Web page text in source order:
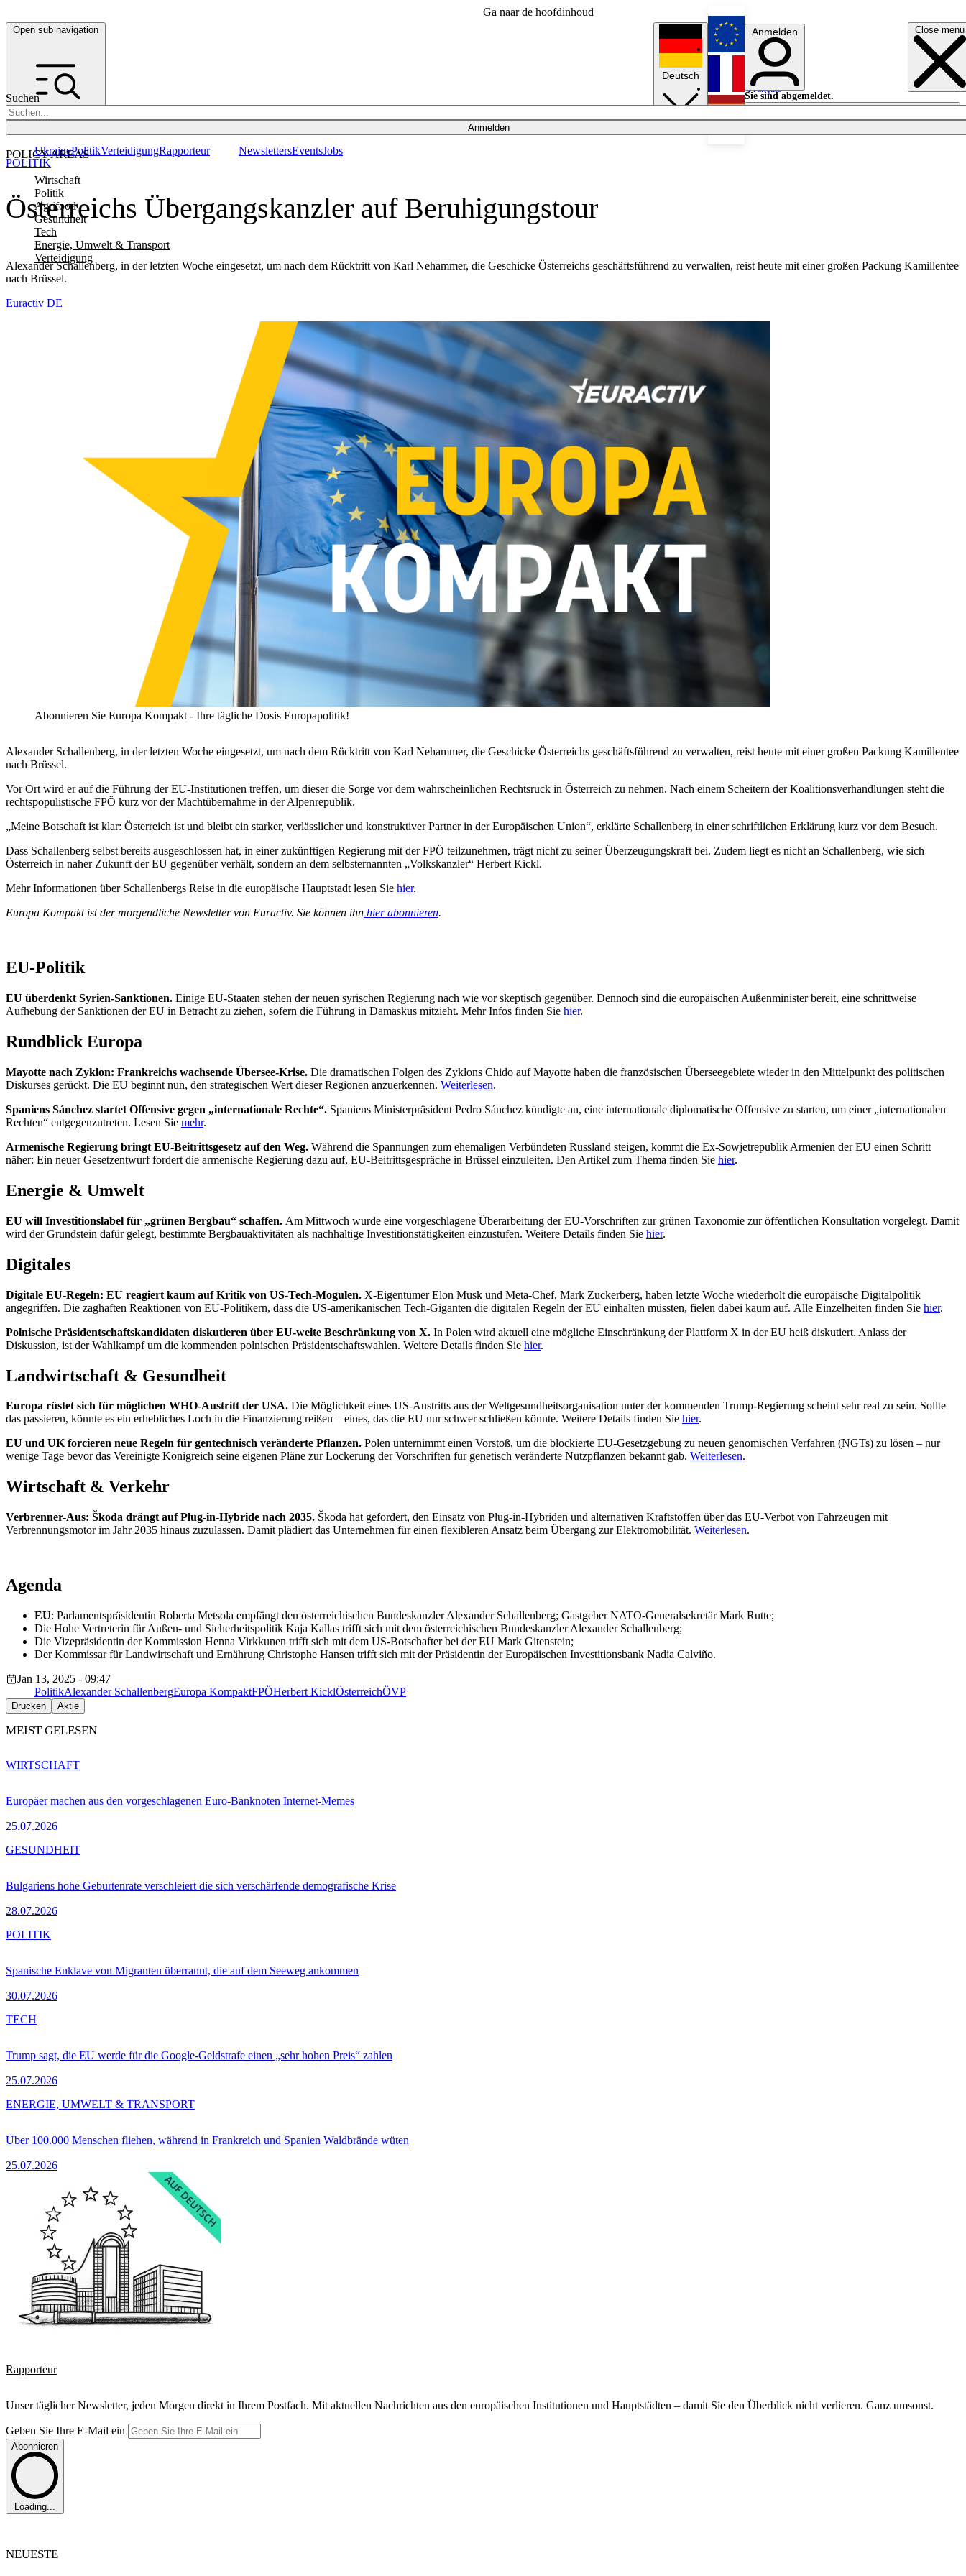
Ga naar de hoofdinhoud
Open sub navigation Close menu
Suchen
Anmelden
POLICY AREAS
Wirtschaft
Politik
Agrifood
Gesundheit
Tech
Energie, Umwelt & Transport
Verteidigung
UkrainePolitikVerteidigungRapporteur NewslettersEventsJobs
Deutsch
English
Français
Anmelden
Sie sind abgemeldet.
Anmelden
Licht aus
Österreichs Übergangskanzler auf Beruhigungstour
Alexander Schallenberg, in der letzten Woche eingesetzt, um nach dem Rücktritt von Karl Nehammer, die Geschicke Österreichs geschäftsführend zu verwalten, reist heute mit einer großen Packung Kamillentee
nach Brüssel.
POLITIK
Euractiv DE
Abonnieren Sie Europa Kompakt - Ihre tägliche Dosis Europapolitik!
Alexander Schallenberg, in der letzten Woche eingesetzt, um nach dem Rücktritt von Karl Nehammer, die Geschicke Österreichs geschäftsführend zu verwalten, reist heute mit einer großen Packung Kamillentee
nach Brüssel.
Vor Ort wird er auf die Führung der EU-Institutionen treffen, um dieser die Sorge vor dem wahrscheinlichen Rechtsruck in Österreich zu nehmen. Nach einem Scheitern der Koalitionsverhandlungen steht die
rechtspopulistische FPÖ kurz vor der Machtübernahme in der Alpenrepublik.
„Meine Botschaft ist klar: Österreich ist und bleibt ein starker, verlässlicher und konstruktiver Partner in der Europäischen Union“, erklärte Schallenberg in einer schriftlichen Erklärung kurz vor dem Besuch.
Dass Schallenberg selbst bereits ausgeschlossen hat, in einer zukünftigen Regierung mit der FPÖ teilzunehmen, trägt nicht zu seiner Überzeugungskraft bei. Zudem liegt es nicht an Schallenberg, wie sich
Österreich in naher Zukunft der EU gegenüber verhält, sondern an dem selbsternannten „Volkskanzler“ Herbert Kickl.
Mehr Informationen über Schallenbergs Reise in die europäische Hauptstadt lesen Sie hier.
Europa Kompakt ist der morgendliche Newsletter von Euractiv. Sie können ihn hier abonnieren.
EU-Politik
EU überdenkt Syrien-Sanktionen. Einige EU-Staaten stehen der neuen syrischen Regierung nach wie vor skeptisch gegenüber. Dennoch sind die europäischen Außenminister bereit, eine schrittweise
Aufhebung der Sanktionen der EU in Betracht zu ziehen, sofern die Führung in Damaskus mitzieht. Mehr Infos finden Sie hier.
Rundblick Europa
Mayotte nach Zyklon: Frankreichs wachsende Übersee-Krise. Die dramatischen Folgen des Zyklons Chido auf Mayotte haben die französischen Überseegebiete wieder in den Mittelpunkt des politischen
Diskurses gerückt. Die EU beginnt nun, den strategischen Wert dieser Regionen anzuerkennen. Weiterlesen.
Spaniens Sánchez startet Offensive gegen „internationale Rechte“. Spaniens Ministerpräsident Pedro Sánchez kündigte an, eine internationale diplomatische Offensive zu starten, um einer „internationalen
Rechten“ entgegenzutreten. Lesen Sie mehr.
Armenische Regierung bringt EU-Beitrittsgesetz auf den Weg. Während die Spannungen zum ehemaligen Verbündeten Russland steigen, kommt die Ex-Sowjetrepublik Armenien der EU einen Schritt
näher: Ein neuer Gesetzentwurf fordert die armenische Regierung dazu auf, EU-Beitrittsgespräche in Brüssel einzuleiten. Den Artikel zum Thema finden Sie hier.
Energie & Umwelt
EU will Investitionslabel für „grünen Bergbau“ schaffen. Am Mittwoch wurde eine vorgeschlagene Überarbeitung der EU-Vorschriften zur grünen Taxonomie zur öffentlichen Konsultation vorgelegt. Damit
wird der Grundstein dafür gelegt, bestimmte Bergbauaktivitäten als nachhaltige Investitionstätigkeiten einzustufen. Weitere Details finden Sie hier.
Digitales
Digitale EU-Regeln: EU reagiert kaum auf Kritik von US-Tech-Mogulen. X-Eigentümer Elon Musk und Meta-Chef, Mark Zuckerberg, haben letzte Woche wiederholt die europäische Digitalpolitik
angegriffen. Die zaghaften Reaktionen von EU-Politikern, dass die US-amerikanischen Tech-Giganten die digitalen Regeln der EU einhalten müssten, fielen dabei kaum auf. Alle Einzelheiten finden Sie hier.
Polnische Präsidentschaftskandidaten diskutieren über EU-weite Beschränkung von X. In Polen wird aktuell eine mögliche Einschränkung der Plattform X in der EU heiß diskutiert. Anlass der
Diskussion, ist der Wahlkampf um die kommenden polnischen Präsidentschaftswahlen. Weitere Details finden Sie hier.
Landwirtschaft & Gesundheit
Europa rüstet sich für möglichen WHO-Austritt der USA. Die Möglichkeit eines US-Austritts aus der Weltgesundheitsorganisation unter der kommenden Trump-Regierung scheint sehr real zu sein. Sollte
das passieren, könnte es ein erhebliches Loch in die Finanzierung reißen – eines, das die EU nur schwer schließen könnte. Weitere Details finden Sie hier.
EU und UK forcieren neue Regeln für gentechnisch veränderte Pflanzen. Polen unternimmt einen Vorstoß, um die blockierte EU-Gesetzgebung zu neuen genomischen Verfahren (NGTs) zu lösen – nur
wenige Tage bevor das Vereinigte Königreich seine eigenen Pläne zur Lockerung der Vorschriften für genetisch veränderte Nutzpflanzen bekannt gab. Weiterlesen.
Wirtschaft & Verkehr
Verbrenner-Aus: Škoda drängt auf Plug-in-Hybride nach 2035. Škoda hat gefordert, den Einsatz von Plug-in-Hybriden und alternativen Kraftstoffen über das EU-Verbot von Fahrzeugen mit
Verbrennungsmotor im Jahr 2035 hinaus zuzulassen. Damit plädiert das Unternehmen für einen flexibleren Ansatz beim Übergang zur Elektromobilität. Weiterlesen.
Agenda
EU: Parlamentspräsidentin Roberta Metsola empfängt den österreichischen Bundeskanzler Alexander Schallenberg; Gastgeber NATO-Generalsekretär Mark Rutte;
Die Hohe Vertreterin für Außen- und Sicherheitspolitik Kaja Kallas trifft sich mit dem österreichischen Bundeskanzler Alexander Schallenberg;
Die Vizepräsidentin der Kommission Henna Virkkunen trifft sich mit dem US-Botschafter bei der EU Mark Gitenstein;
Der Kommissar für Landwirtschaft und Ernährung Christophe Hansen trifft sich mit der Präsidentin der Europäischen Investitionsbank Nadia Calviño.
Jan 13, 2025 - 09:47
PolitikAlexander SchallenbergEuropa KompaktFPÖHerbert KicklÖsterreichÖVP
Drucken Aktie
MEIST GELESEN
Europäer machen aus den vorgeschlagenen Euro-Banknoten Internet-Memes
25.07.2026
WIRTSCHAFT
Bulgariens hohe Geburtenrate verschleiert die sich verschärfende demografische Krise
28.07.2026
GESUNDHEIT
Spanische Enklave von Migranten überrannt, die auf dem Seeweg ankommen
30.07.2026
POLITIK
Trump sagt, die EU werde für die Google-Geldstrafe einen „sehr hohen Preis“ zahlen
25.07.2026
TECH
Über 100.000 Menschen fliehen, während in Frankreich und Spanien Waldbrände wüten
25.07.2026
ENERGIE, UMWELT & TRANSPORT
Rapporteur
Unser täglicher Newsletter, jeden Morgen direkt in Ihrem Postfach. Mit aktuellen Nachrichten aus den europäischen Institutionen und Hauptstädten – damit Sie den Überblick nicht verlieren. Ganz umsonst.
Geben Sie Ihre E-Mail ein
Abonnieren
Loading...
NEUESTE